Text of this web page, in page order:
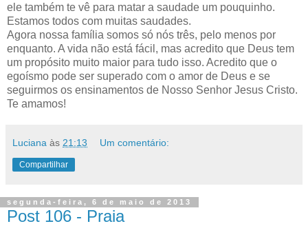
ele também te vê para matar a saudade um pouquinho.
Estamos todos com muitas saudades.
Agora nossa família somos só nós três, pelo menos por
enquanto. A vida não está fácil, mas acredito que Deus tem
um propósito muito maior para tudo isso. Acredito que o
egoísmo pode ser superado com o amor de Deus e se
seguirmos os ensinamentos de Nosso Senhor Jesus Cristo.
Te amamos!
Luciana às 21:13 Um comentário:
Compartilhar
segunda-feira, 6 de maio de 2013
Post 106 - Praia